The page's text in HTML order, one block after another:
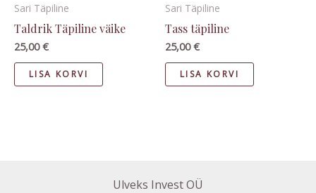
Sari Täpiline
Taldrik Täpiline väike
25,00€
LISA KORVI
Sari Täpiline
Tass täpiline
25,00€
LISA KORVI
Ulveks Invest OÜ